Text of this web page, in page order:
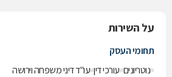
על השירות
תחומי העסק
נוטריונים עורכי דין עו"ד דיני משפחה וירושה